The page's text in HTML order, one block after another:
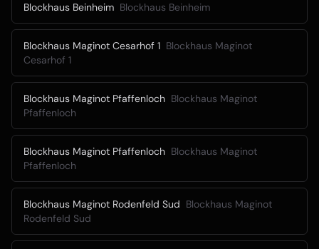
Blockhaus Beinheim Blockhaus Beinheim
Blockhaus Maginot Cesarhof 1 Blockhaus Maginot
Cesarhof 1
Blockhaus Maginot Pfaffenloch Blockhaus Maginot
Pfaffenloch
Blockhaus Maginot Pfaffenloch Blockhaus Maginot
Pfaffenloch
Blockhaus Maginot Rodenfeld Sud Blockhaus Maginot
Rodenfeld Sud